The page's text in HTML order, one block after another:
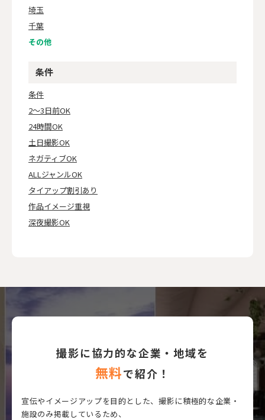
埼玉
千葉
その他
条件
条件
2～3日前OK
24時間OK
土日撮影OK
ネガティブOK
ALLジャンルOK
タイアップ割引あり
作品イメージ重視
深夜撮影OK
撮影に協力的な企業・地域を
無料で紹介！
宣伝やイメージアップを目的とした、撮影に積極的な企業・
施設のみ掲載しているため、